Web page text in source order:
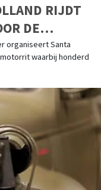
RIJDT
DE
organiseert Santa
waarbij honderd